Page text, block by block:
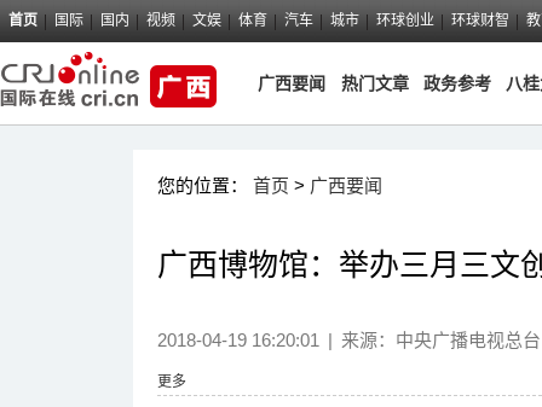
首页 国际 国内 视频 文娱 体育 汽车 城市 环球创业 环球财智
广西要闻 热门文章 政务参考 八
您的位置： 首页 > 广西要闻
广西博物馆：举办三月三文
2018-04-19 16:20:01 | 来源：中央广播电视总
更多